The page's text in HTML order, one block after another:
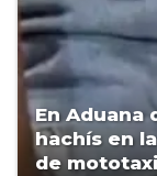
En Aduana
hachís en
de mototaxi